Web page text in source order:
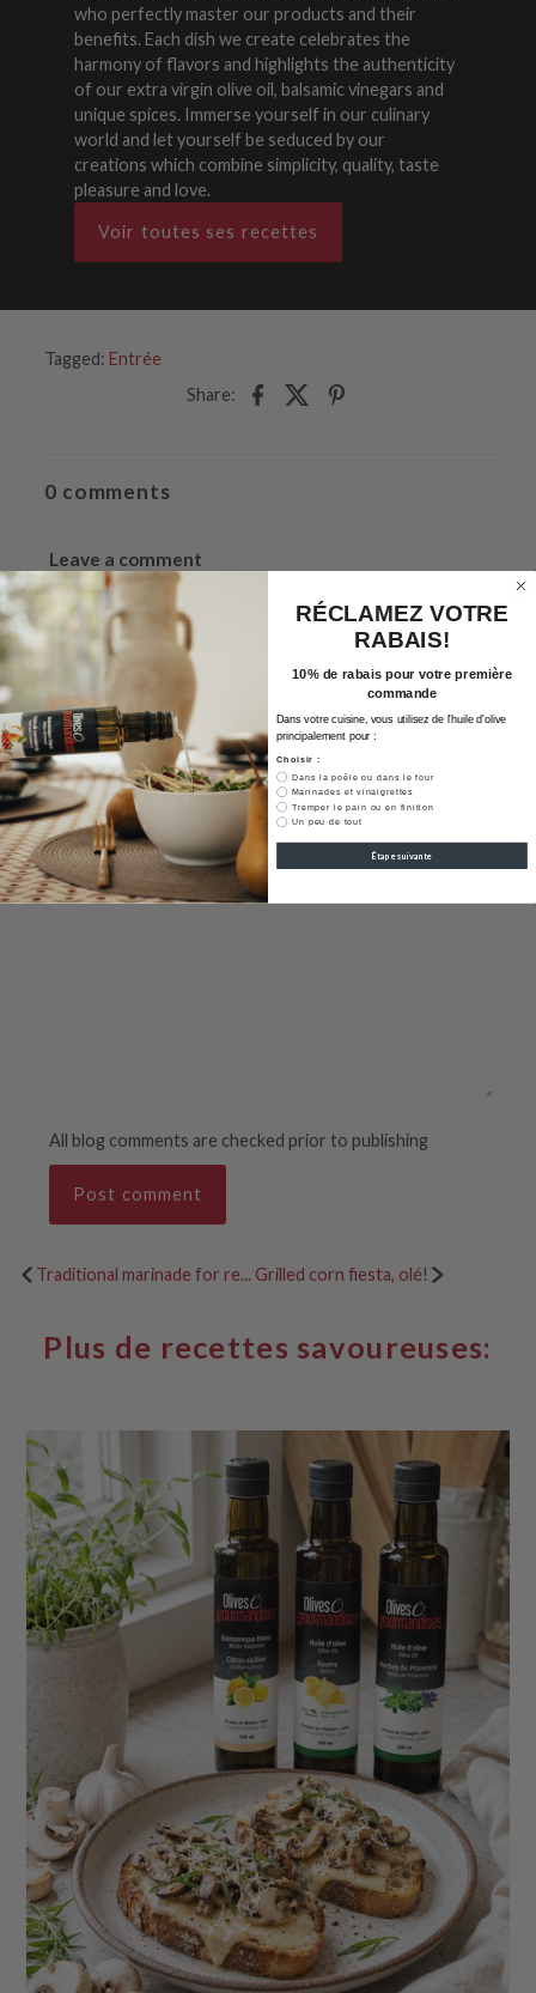
who perfectly master our products and their
benefits. Each dish we create celebrates the
harmony of flavors and highlights the authenticity
of our extra virgin olive oil, balsamic vinegars and
unique spices. Immerse yourself in our culinary
world and let yourself be seduced by our
creations which combine simplicity, quality, taste
pleasure and love.
Voir toutes ses recettes
Tagged: Entrée
Share:
0 comments
Leave a comment
Your Name
Your Email
Your Message
All blog comments are checked prior to publishing
Traditional marinade for re... Grilled corn fiesta, olé!
Plus de recettes savoureuses:
RÉCLAMEZ VOTRE
RABAIS!
10% de rabais pour votre première
commande
Dans votre cuisine, vous utilisez de l'huile d'olive
principalement pour :
Choisir :
Dans la poêle ou dans le four
Marinades et vinaigrettes
Tremper le pain ou en finition
Un peu de tout
Étape suivante